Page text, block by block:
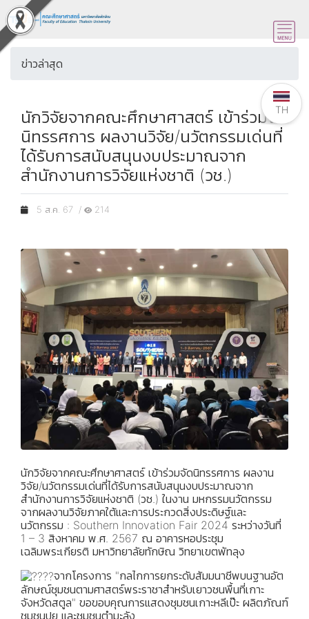
ข่าวล่าสุด
นักวิจัยจากคณะศึกษาศาสตร์ เข้าร่วมจัด
นิทรรศการ ผลงานวิจัย/นวัตกรรมเด่นที่
ได้รับการสนับสนุนงบประมาณจาก
สำนักงานการวิจัยแห่งชาติ (วช.)
5 ส.ค. 67 / 214
นักวิจัยจากคณะศึกษาศาสตร์ เข้าร่วมจัดนิทรรศการ ผลงาน
วิจัย/นวัตกรรมเด่นที่ได้รับการสนับสนุนงบประมาณจาก
สำนักงานการวิจัยแห่งชาติ (วช.) ในงาน มหกรรมนวัตกรรม
จากผลงานวิจัยภาคใต้และการประกวดสิ่งประดิษฐ์และ
นวัตกรรม : Southern Innovation Fair 2024 ระหว่างวันที่
1 – 3 สิงหาคม พ.ศ. 2567 ณ อาคารหอประชุม
เฉลิมพระเกียรติ มหาวิทยาลัยทักษิณ วิทยาเขตพัทลุง
จากโครงการ "กลไกการยกระดับสัมมนาชีพบนฐานอัต
ลักษณ์ชุมชนตามศาสตร์พระราชาสำหรับเยาวชนพื้นที่เกาะ
จังหวัดสตูล" ขอขอบคุณการแสดงชุมชนเกาะหลีเป๊ะ ผลิตภัณฑ์
ชุมชนปูยู และชุมชนตำมะลัง
TH